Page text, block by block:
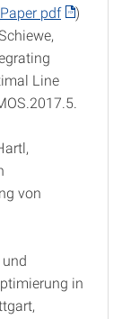
Paper pdf
)
Line
von
in